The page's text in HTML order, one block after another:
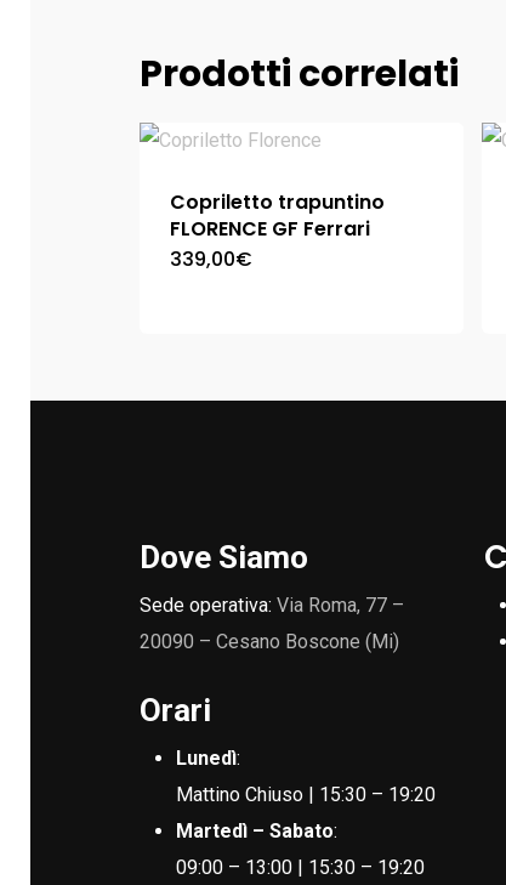
Prodotti correlati
Copriletto trapuntino
FLORENCE GF Ferrari
339,00€
Dove Siamo
Sede operativa:Via Roma, 77 –
20090 – Cesano Boscone (Mi)
Orari
Lunedì:
Mattino Chiuso | 15:30 – 19:20
Martedì – Sabato:
09:00 – 13:00 | 15:30 – 19:20